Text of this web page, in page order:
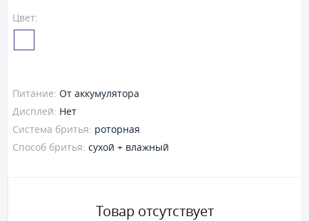
Цвет:
Питание: От аккумулятора
Дисплей: Нет
Система бритья: роторная
Способ бритья: сухой + влажный
Товар отсутствует